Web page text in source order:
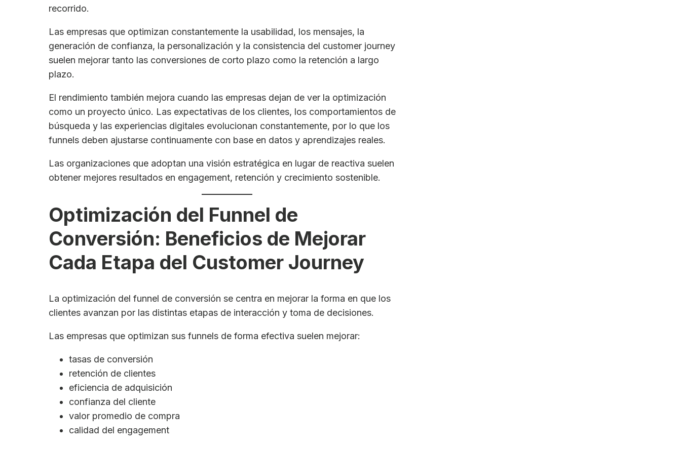
recorrido.
Las empresas que optimizan constantemente la usabilidad, los mensajes, la
generación de confianza, la personalización y la consistencia del customer journey
suelen mejorar tanto las conversiones de corto plazo como la retención a largo
plazo.
El rendimiento también mejora cuando las empresas dejan de ver la optimización
como un proyecto único. Las expectativas de los clientes, los comportamientos de
búsqueda y las experiencias digitales evolucionan constantemente, por lo que los
funnels deben ajustarse continuamente con base en datos y aprendizajes reales.
Las organizaciones que adoptan una visión estratégica en lugar de reactiva suelen
obtener mejores resultados en engagement, retención y crecimiento sostenible.
Optimización del Funnel de
Conversión: Beneficios de Mejorar
Cada Etapa del Customer Journey
La optimización del funnel de conversión se centra en mejorar la forma en que los
clientes avanzan por las distintas etapas de interacción y toma de decisiones.
Las empresas que optimizan sus funnels de forma efectiva suelen mejorar:
tasas de conversión
retención de clientes
eficiencia de adquisición
confianza del cliente
valor promedio de compra
calidad del engagement